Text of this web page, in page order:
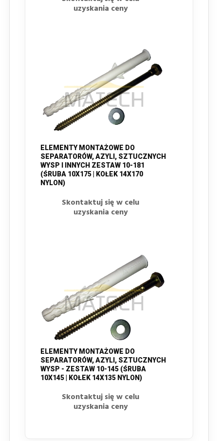
uzyskania ceny
ELEMENTY MONTAŻOWE DO
SEPARATORÓW, AZYLI, SZTUCZNYCH
WYSP I INNYCH ZESTAW 10-181
(ŚRUBA 10X175 | KOŁEK 14X170
NYLON)
Skontaktuj się w celu
uzyskania ceny
ELEMENTY MONTAŻOWE DO
SEPARATORÓW, AZYLI, SZTUCZNYCH
WYSP - ZESTAW 10-145 (ŚRUBA
10X145 | KOŁEK 14X135 NYLON)
Skontaktuj się w celu
uzyskania ceny